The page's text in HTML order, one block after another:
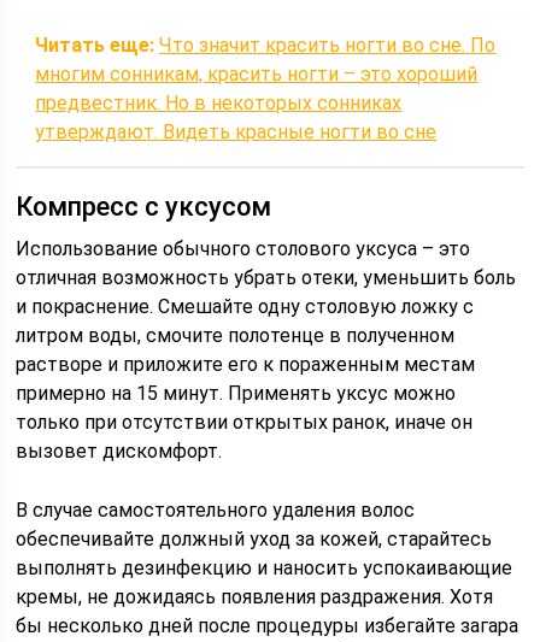
Читать еще: Что значит красить ногти во сне. По
многим сонникам, красить ногти – это хороший
предвестник. Но в некоторых сонниках
утверждают. Видеть красные ногти во сне
Компресс с уксусом
Использование обычного столового уксуса – это
отличная возможность убрать отеки, уменьшить боль
и покраснение. Смешайте одну столовую ложку с
литром воды, смочите полотенце в полученном
растворе и приложите его к пораженным местам
примерно на 15 минут. Применять уксус можно
только при отсутствии открытых ранок, иначе он
вызовет дискомфорт.
В случае самостоятельного удаления волос
обеспечивайте должный уход за кожей, старайтесь
выполнять дезинфекцию и наносить успокаивающие
кремы, не дожидаясь появления раздражения. Хотя
бы несколько дней после процедуры избегайте загара